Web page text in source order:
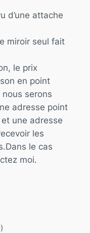
d’une attache
miroir seul fait
le prix
en point
serons
adresse point
une adresse
les
le cas
moi.